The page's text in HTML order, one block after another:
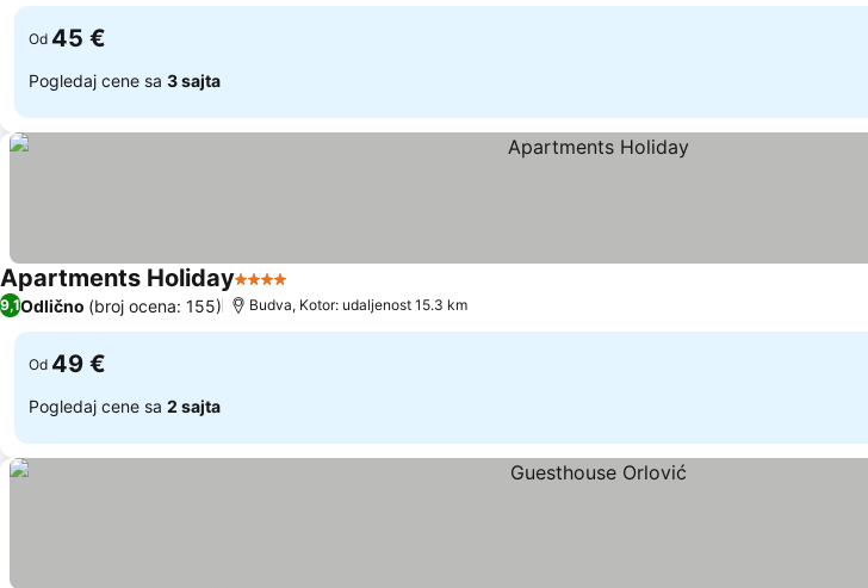
Od 45 €
Pogledaj cene sa 3 sajta
Apartments Holiday4 Zvezdice
9,1Odlično (broj ocena: 155) Budva, Kotor: udaljenost 15.3 km
Od 49 €
Pogledaj cene sa 2 sajta